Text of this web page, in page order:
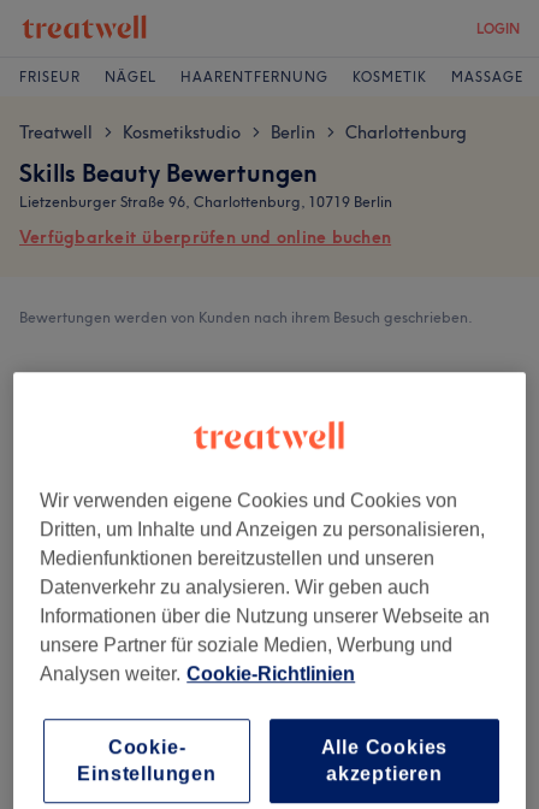
LOGIN
FRISEUR NÄGEL HAARENTFERNUNG KOSMETIK MASSAGE
Treatwell > Kosmetikstudio > Berlin > Charlottenburg
Skills Beauty Bewertungen
Lietzenburger Straße 96, Charlottenburg, 10719 Berlin
Verfügbarkeit überprüfen und online buchen
Bewertungen werden von Kunden nach ihrem Besuch geschrieben.
Sauberkeit
Service
Bewertungen filtern
Bewertung Nach Sternen filtern
Wir verwenden eigene Cookies und Cookies von
Dritten, um Inhalte und Anzeigen zu personalisieren,
Medienfunktionen bereitzustellen und unseren
Datenverkehr zu analysieren. Wir geben auch
Informationen über die Nutzung unserer Webseite an
unsere Partner für soziale Medien, Werbung und
Analysen weiter. Cookie-Richtlinien
Cookie-
Einstellungen
Alle Cookies
akzeptieren